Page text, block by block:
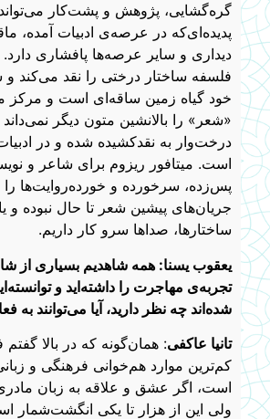
گره‌گشایی، پژوهش و پشت‌کار می‌تواند
پدیده‌ای‌که در عرصه‌ی ادبیات آمده،
دیداری و سایر عرصه‌ها پافشاری
فلسفه ساختار درختی را نقد می‌کند
خود گیاه زمین ساقه‌ای است و مرکز
«شعر» را بالانشین متون دیگر
درخت‌وار به نقدکشیده شده و در
است. میتافور ریزوم برای شاعر و
پس‌زده، سرخورده و خورده‌روایت‌ها
جریان‌های پیشین شعر تا حال نبوده و
ساختارها، صداها سرو کار داریم.‌
یعقوب یسنا: همه شاهدیم بسیاری از
تجربه‌ی مهاجرت را داشته‌اید و
شده‌اند چه نظر دارید، آیا می‌توانند
تانیا عاکفی: همان‌گونه که در بالا
کم‌ترین موارد هم‌خوانی فرهنگی و
است، اگر عشق و علاقه به زبان مادری
ولی این از هزار تا یکی انگشت‌شمار